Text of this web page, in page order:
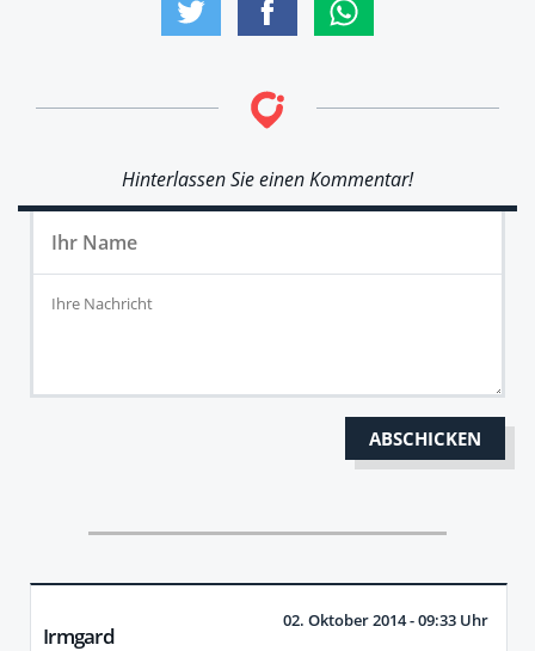
Hinterlassen Sie einen Kommentar!
Irmgard
02. Oktober 2014 - 09:33 Uhr